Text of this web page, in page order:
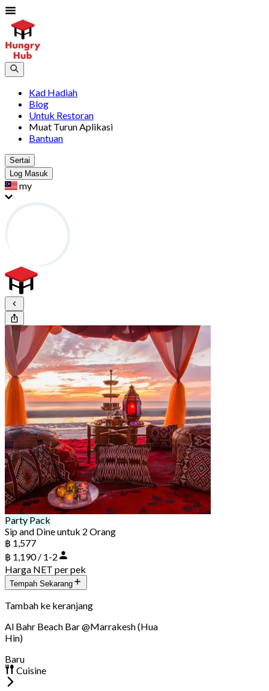
Kad Hadiah
Blog
Untuk Restoran
Muat Turun Aplikasi
Bantuan
Sertai
Log Masuk
my
Party Pack
Sip and Dine untuk 2 Orang
฿ 1,577
฿ 1,190 / 1-2
Harga NET per pek
Tempah Sekarang
Tambah ke keranjang
Al Bahr Beach Bar @Marrakesh (Hua
Hin)
Baru
Cuisine